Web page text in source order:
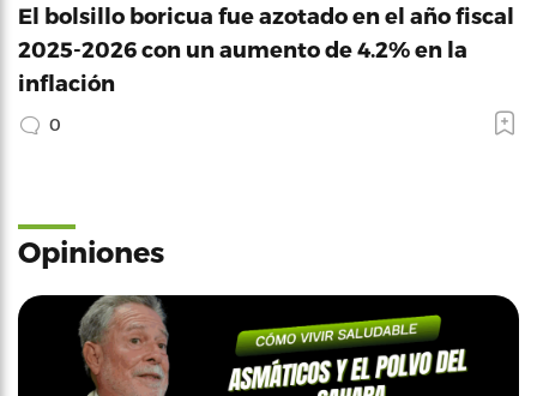
El bolsillo boricua fue azotado en el año fiscal
2025-2026 con un aumento de 4.2% en la
inflación
0
Opiniones